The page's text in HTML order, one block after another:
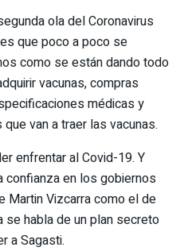
ola del Coronavirus
que poco a poco se
como se están dando todo
vacunas, compras
médicas y
van a traer las vacunas.
enfrentar al Covid-19. Y
confianza en los gobiernos
Martin Vizcarra como el de
se habla de un plan secreto
a Sagasti.